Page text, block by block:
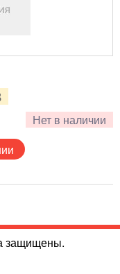
Нет в наличии
защищены.